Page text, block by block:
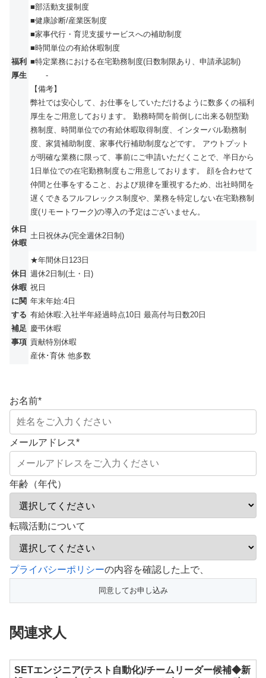
福利
厚生
■部活動支援制度
■健康診断/産業医制度
■家事代行・育児支援サービスへの補助制度
■時間単位の有給休暇制度
■特定業務における在宅勤務制度(日数制限あり、申請承認制)
-
【備考】
弊社では安心して、お仕事をしていただけるように数多くの福利
厚生をご用意しております。 勤務時間を前倒しに出来る朝型勤
務制度、時間単位での有給休暇取得制度、インターバル勤務制
度、家賃補助制度、家事代行補助制度などです。 アウトプット
が明確な業務に限って、事前にご申請いただくことで、半日から
1日単位での在宅勤務制度もご用意しております。 顔を合わせて
仲間と仕事をすること、および規律を重視するため、出社時間を
遅くできるフルフレックス制度や、業務を特定しない在宅勤務制
度(リモートワーク)の導入の予定はございません。
休日
休暇
土日祝休み(完全週休2日制)
休日
休暇
に関
する
補足
事項
★年間休日123日
週休2日制(土・日)
祝日
年末年始:4日
有給休暇:入社半年経過時点10日 最高付与日数20日
慶弔休暇
貢献特別休暇
産休･育休 他多数
お名前*
メールアドレス*
年齢（年代）
転職活動について
こ
フ
ー
ド
プライバシーポリシーの内容を確認した上で、
関連求人
SETエンジニア(テスト自動化)/チームリーダー候補◆新